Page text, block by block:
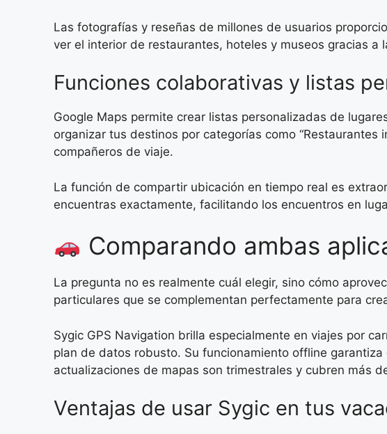
Las fotografías y reseñas de millones de usuarios
ver el interior de restaurantes, hoteles y museos gracias
Funciones colaborativas y listas
Google Maps permite crear listas personalizadas de
organizar tus destinos por categorías como “Restaurantes
compañeros de viaje.
La función de compartir ubicación en tiempo real es
encuentras exactamente, facilitando los encuentros en
Comparando ambas
La pregunta no es realmente cuál elegir, sino cómo
particulares que se complementan perfectamente para
Sygic GPS Navigation brilla especialmente en viajes por
plan de datos robusto. Su funcionamiento offline
actualizaciones de mapas son trimestrales y cubren más
Ventajas de usar Sygic en tus